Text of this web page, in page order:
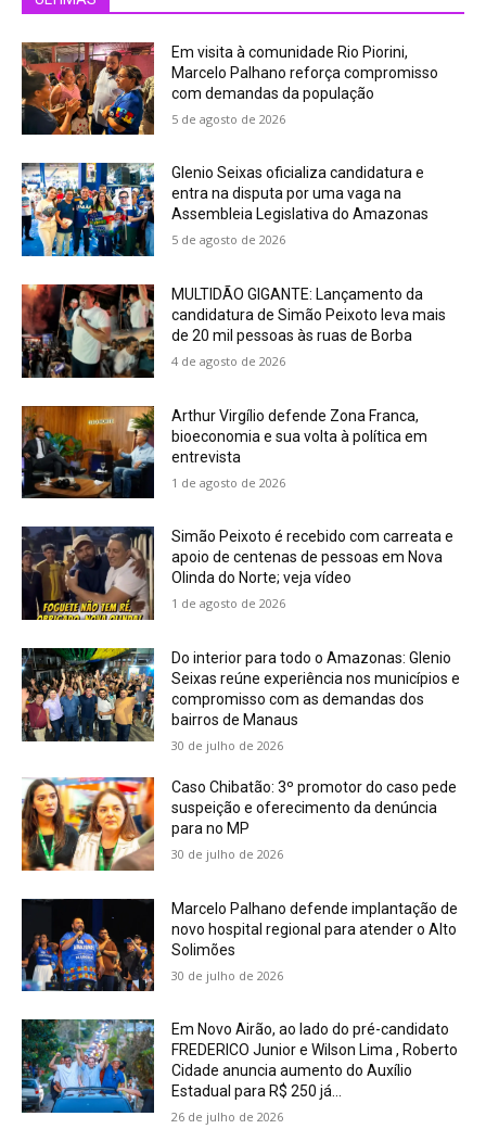
Em visita à comunidade Rio Piorini,
Marcelo Palhano reforça compromisso
com demandas da população
5 de agosto de 2026
Glenio Seixas oficializa candidatura e
entra na disputa por uma vaga na
Assembleia Legislativa do Amazonas
5 de agosto de 2026
MULTIDÃO GIGANTE: Lançamento da
candidatura de Simão Peixoto leva mais
de 20 mil pessoas às ruas de Borba
4 de agosto de 2026
Arthur Virgílio defende Zona Franca,
bioeconomia e sua volta à política em
entrevista
1 de agosto de 2026
Simão Peixoto é recebido com carreata e
apoio de centenas de pessoas em Nova
Olinda do Norte; veja vídeo
1 de agosto de 2026
Do interior para todo o Amazonas: Glenio
Seixas reúne experiência nos municípios e
compromisso com as demandas dos
bairros de Manaus
30 de julho de 2026
Caso Chibatão: 3º promotor do caso pede
suspeição e oferecimento da denúncia
para no MP
30 de julho de 2026
Marcelo Palhano defende implantação de
novo hospital regional para atender o Alto
Solimões
30 de julho de 2026
Em Novo Airão, ao lado do pré-candidato
FREDERICO Junior e Wilson Lima , Roberto
Cidade anuncia aumento do Auxílio
Estadual para R$ 250 já...
26 de julho de 2026